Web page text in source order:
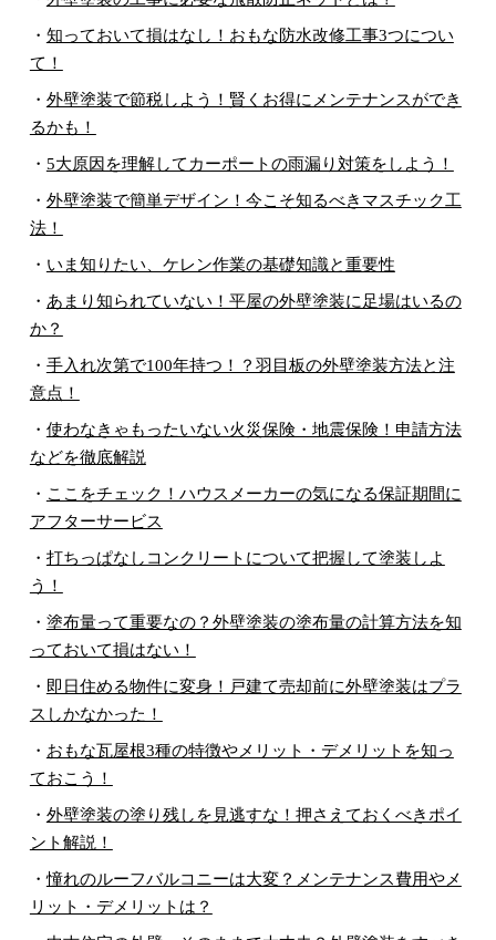
・ 知っておいて損はなし！おもな防水改修工事3つについ
て！
・ 外壁塗装で節税しよう！賢くお得にメンテナンスができ
るかも！
・ 5大原因を理解してカーポートの雨漏り対策をしよう！
・ 外壁塗装で簡単デザイン！今こそ知るべきマスチック工
法！
・ いま知りたい、ケレン作業の基礎知識と重要性
・ あまり知られていない！平屋の外壁塗装に足場はいるの
か？
・ 手入れ次第で100年持つ！？羽目板の外壁塗装方法と注
意点！
・ 使わなきゃもったいない火災保険・地震保険！申請方法
などを徹底解説
・ ここをチェック！ハウスメーカーの気になる保証期間に
アフターサービス
・ 打ちっぱなしコンクリートについて把握して塗装しよ
う！
・ 塗布量って重要なの？外壁塗装の塗布量の計算方法を知
っておいて損はない！
・ 即日住める物件に変身！戸建て売却前に外壁塗装はプラ
スしかなかった！
・ おもな瓦屋根3種の特徴やメリット・デメリットを知っ
ておこう！
・ 外壁塗装の塗り残しを見逃すな！押さえておくべきポイ
ント解説！
・憧れのルーフバルコニーは大変？メンテナンス費用やメ
リット・デメリットは？